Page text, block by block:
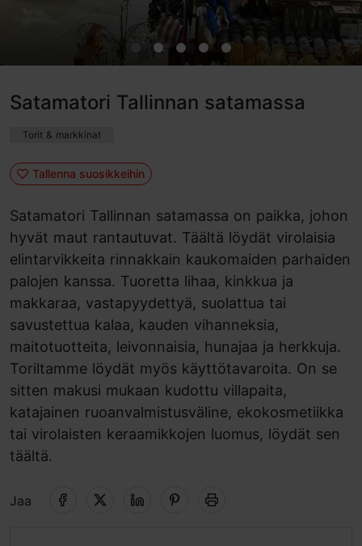
Satamatori Tallinnan satamassa
Torit & markkinat
Tallenna suosikkeihin
Satamatori Tallinnan satamassa on paikka, johon
hyvät maut rantautuvat. Täältä löydät virolaisia
elintarvikkeita rinnakkain kaukomaiden parhaiden
palojen kanssa. Tuoretta lihaa, kinkkua ja
makkaraa, vastapyydettyä, suolattua tai
savustettua kalaa, kauden vihanneksia,
maitotuotteita, leivonnaisia, hunajaa ja herkkuja.
Toriltamme löydät myös käyttötavaroita. On se
sitten makusi mukaan kudottu villapaita,
katajainen ruoanvalmistusväline, ekokosmetiikka
tai virolaisten keraamikkojen luomus, löydät sen
täältä.
Jaa